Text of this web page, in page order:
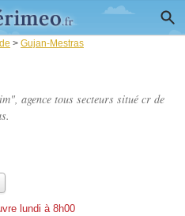
> Gujan-Mestras
agence tous secteurs situé cr de
lundi à 8h00